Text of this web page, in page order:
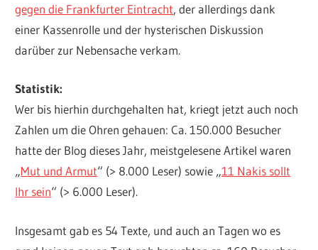
gegen die Frankfurter Eintracht, der allerdings dank
einer Kassenrolle und der hysterischen Diskussion
darüber zur Nebensache verkam.
Statistik:
Wer bis hierhin durchgehalten hat, kriegt jetzt auch noch
Zahlen um die Ohren gehauen: Ca. 150.000 Besucher
hatte der Blog dieses Jahr, meistgelesene Artikel waren
„Mut und Armut“ (> 8.000 Leser) sowie „11 Nakis sollt
Ihr sein“ (> 6.000 Leser).
Insgesamt gab es 54 Texte, und auch an Tagen wo es